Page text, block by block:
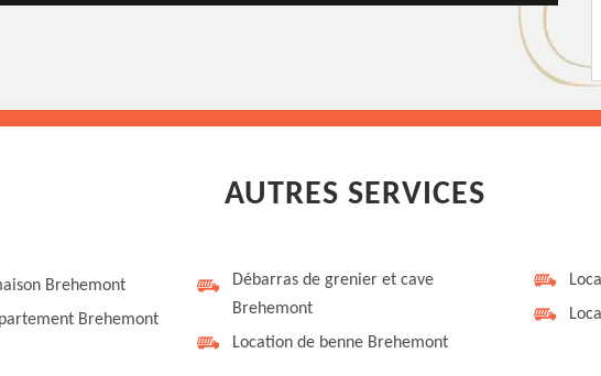
AUTRES SERVICES
Brehemont
Brehemont
Débarras de grenier et cave
Brehemont
Location de benne Brehemont